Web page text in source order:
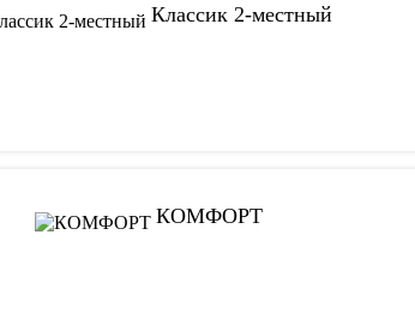
Классик 2-местный
КОМФОРТ